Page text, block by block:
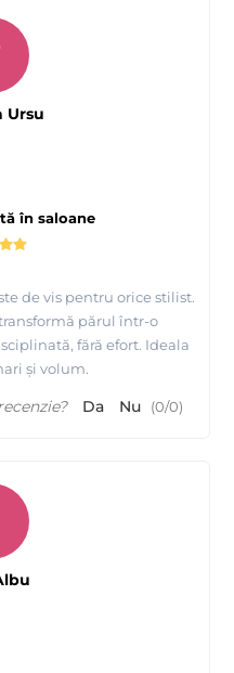
în saloane
de vis pentru orice stilist.
părul într-o
fără efort. Ideala
și volum.
Ursu
Da Nu (0/0)